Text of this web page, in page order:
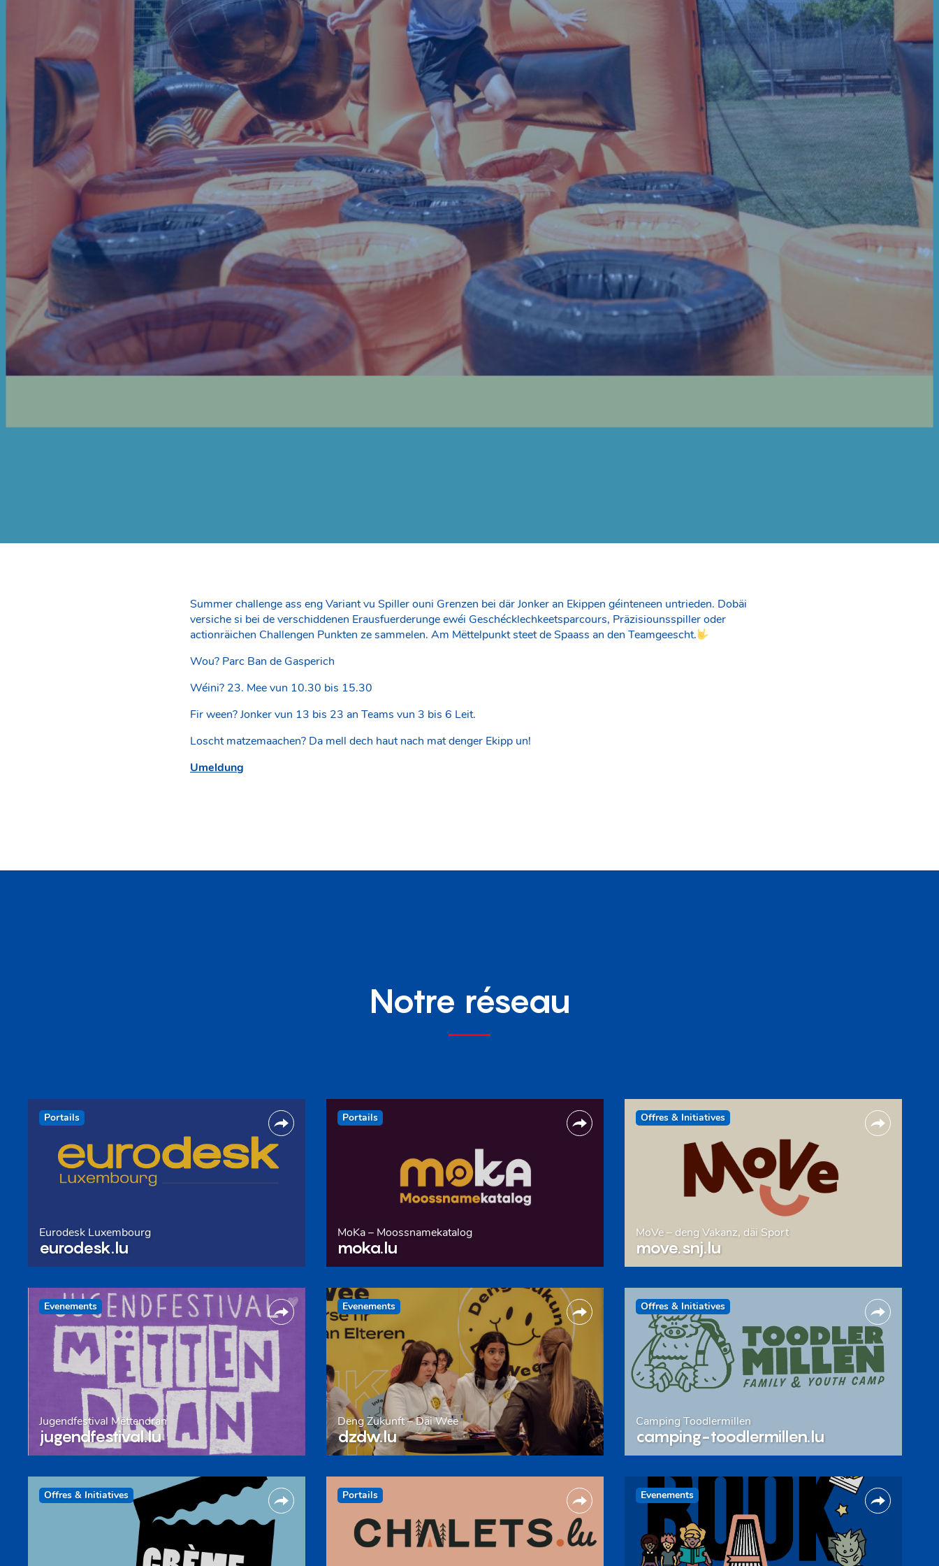
Summer challenge ass eng Variant vu Spiller ouni Grenzen bei där Jonker an Ekippen géinteneen untrieden. Dobäi
versiche si bei de verschiddenen Erausfuerderunge ewéi Geschécklechkeetsparcours, Präzisiounsspiller oder
actionräichen Challengen Punkten ze sammelen. Am Mëttelpunkt steet de Spaass an den Teamgeescht.
Wou? Parc Ban de Gasperich
Wéini? 23. Mee vun 10.30 bis 15.30
Fir ween? Jonker vun 13 bis 23 an Teams vun 3 bis 6 Leit.
Loscht matzemaachen? Da mell dech haut nach mat denger Ekipp un!
Umeldung
Notre réseau
Portails
Eurodesk Luxembourg
eurodesk.lu
Portails
MoKa – Moossnamekatalog
moka.lu
Offres & Initiatives
MoVe – deng Vakanz, däi Sport
move.snj.lu
Evenements
Jugendfestival Mëttendran
jugendfestival.lu
Evenements
Deng Zukunft – Däi Wee
dzdw.lu
Offres & Initiatives
Camping Toodlermillen
camping-toodlermillen.lu
Offres & Initiatives Portails Evenements